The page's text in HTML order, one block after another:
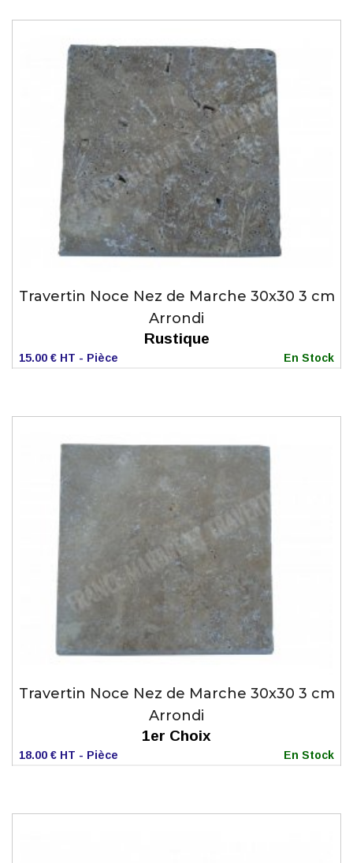
Travertin Noce Nez de Marche 30x30 3 cm
Arrondi
Rustique
15.00 € HT - Pièce En Stock
Travertin Noce Nez de Marche 30x30 3 cm
Arrondi
1er Choix
18.00 € HT - Pièce En Stock